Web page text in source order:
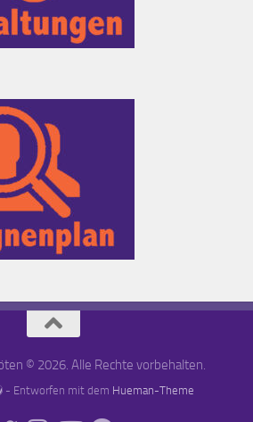
© 2026. Alle Rechte vorbehalten.
- Entworfen mit dem Hueman-Theme